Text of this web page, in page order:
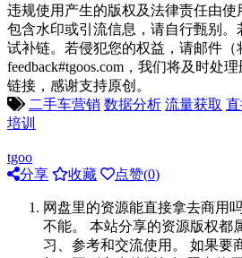
违规使用产生的版权及法律责任由
包含水印或引流信息，请自行甄别
试补链。若侵犯您的权益，请邮件（
feedback#tgoos.com，我们将及时处
链接，感谢支持原创。
二手车营销 数据分析 流量获取
培训
tgoo
分享
收藏 点赞(0)
网盘里的资源能直接拿去商用
不能。 本站分享的资源版权都
习、参考和交流使用。 如果要